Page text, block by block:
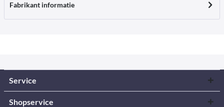
Fabrikant informatie
Service
Shopservice